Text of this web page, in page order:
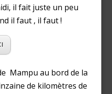
il fait juste un peu
il faut , il faut !
Mampu au bord de la
de kilomètres de